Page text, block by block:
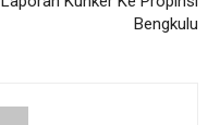
Bengkulu